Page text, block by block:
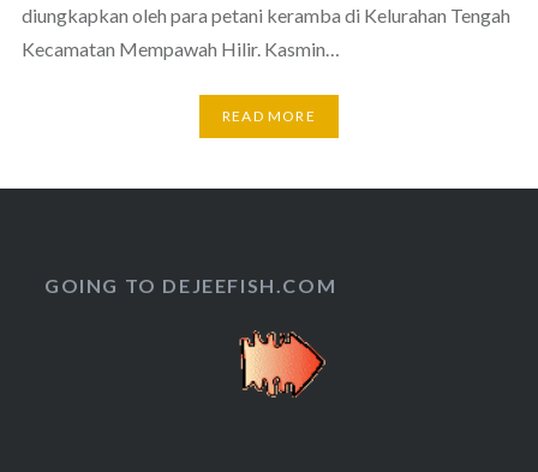
diungkapkan oleh para petani keramba di Kelurahan Tengah
Kecamatan Mempawah Hilir. Kasmin…
READ MORE
GOING TO DEJEEFISH.COM